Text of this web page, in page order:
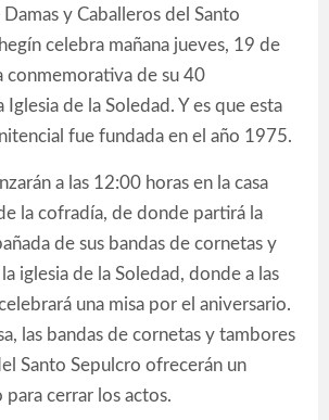
y Caballeros del Santo
celebra mañana jueves, 19 de
conmemorativa de su 40
Iglesia de la Soledad. Y es que esta
fue fundada en el año 1975.
a las 12:00 horas en la casa
la cofradía, de donde partirá la
de sus bandas de cornetas y
iglesia de la Soledad, donde a las
una misa por el aniversario.
las bandas de cornetas y tambores
Santo Sepulcro ofrecerán un
cerrar los actos.